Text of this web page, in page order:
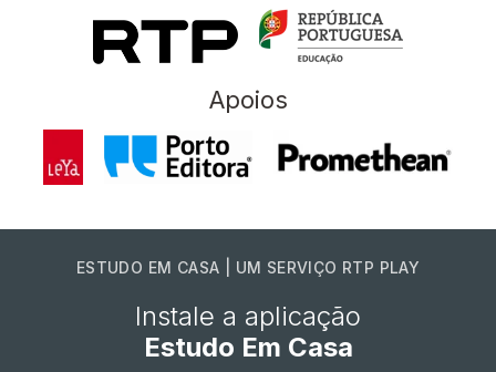
Apoios
ESTUDO EM CASA | UM SERVIÇO RTP PLAY
Instale a aplicação
Estudo Em Casa